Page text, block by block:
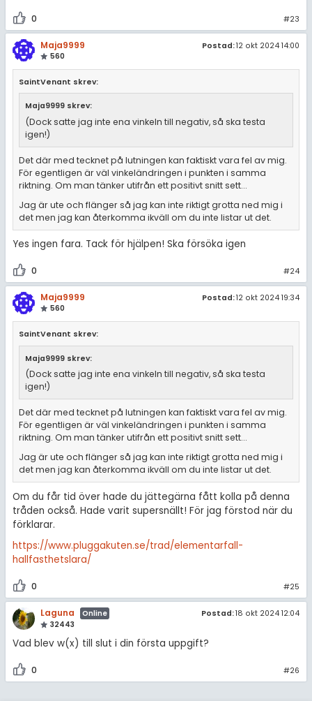
0 #23
Maja9999
560
Postad:12 okt 2024 14:00
SaintVenant skrev:
Maja9999 skrev:
(Dock satte jag inte ena vinkeln till negativ, så ska testa
igen!)
Det där med tecknet på lutningen kan faktiskt vara fel av mig.
För egentligen är väl vinkeländringen i punkten i samma
riktning. Om man tänker utifrån ett positivt snitt sett...
Jag är ute och flänger så jag kan inte riktigt grotta ned mig i
det men jag kan återkomma ikväll om du inte listar ut det.
Yes ingen fara. Tack för hjälpen! Ska försöka igen
0 #24
Maja9999
560
Postad:12 okt 2024 19:34
SaintVenant skrev:
Maja9999 skrev:
(Dock satte jag inte ena vinkeln till negativ, så ska testa
igen!)
Det där med tecknet på lutningen kan faktiskt vara fel av mig.
För egentligen är väl vinkeländringen i punkten i samma
riktning. Om man tänker utifrån ett positivt snitt sett...
Jag är ute och flänger så jag kan inte riktigt grotta ned mig i
det men jag kan återkomma ikväll om du inte listar ut det.
Om du får tid över hade du jättegärna fått kolla på denna
tråden också. Hade varit supersnällt! För jag förstod när du
förklarar.
https://www.pluggakuten.se/trad/elementarfall-
hallfasthetslara/
0 #25
Laguna
Online
32443
Postad:18 okt 2024 12:04
Vad blev w(x) till slut i din första uppgift?
0 #26